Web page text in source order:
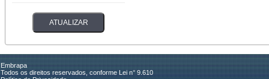
Embrapa
Todos os direitos reservados, conforme Lei n° 9.610